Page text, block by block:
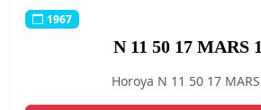
1967
N 11 50 17 MARS
Horoya N 11 50 17